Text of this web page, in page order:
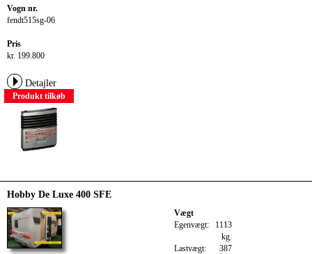
Vogn nr.
fendt515sg-06
Pris
kr. 199.800
Detajler
Produkt tilkøb
Hobby De Luxe 400 SFE
Vægt
Egenvægt: 1113
kg.
Lastvægt:
387